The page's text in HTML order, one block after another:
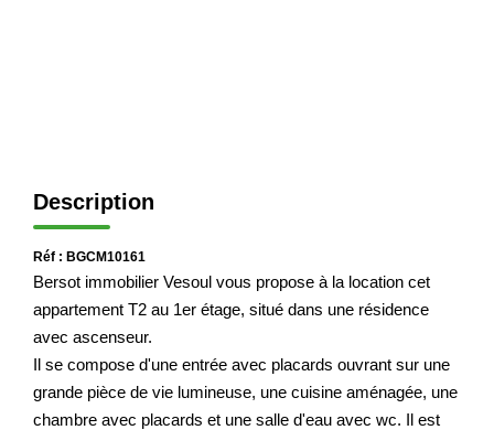
Nos Partenaires
Nos Actualités
CONTACT
Description
Réf : BGCM10161
Bersot immobilier Vesoul vous propose à la location cet
appartement T2 au 1er étage, situé dans une résidence
avec ascenseur.
Il se compose d'une entrée avec placards ouvrant sur une
grande pièce de vie lumineuse, une cuisine aménagée, une
chambre avec placards et une salle d'eau avec wc. Il est